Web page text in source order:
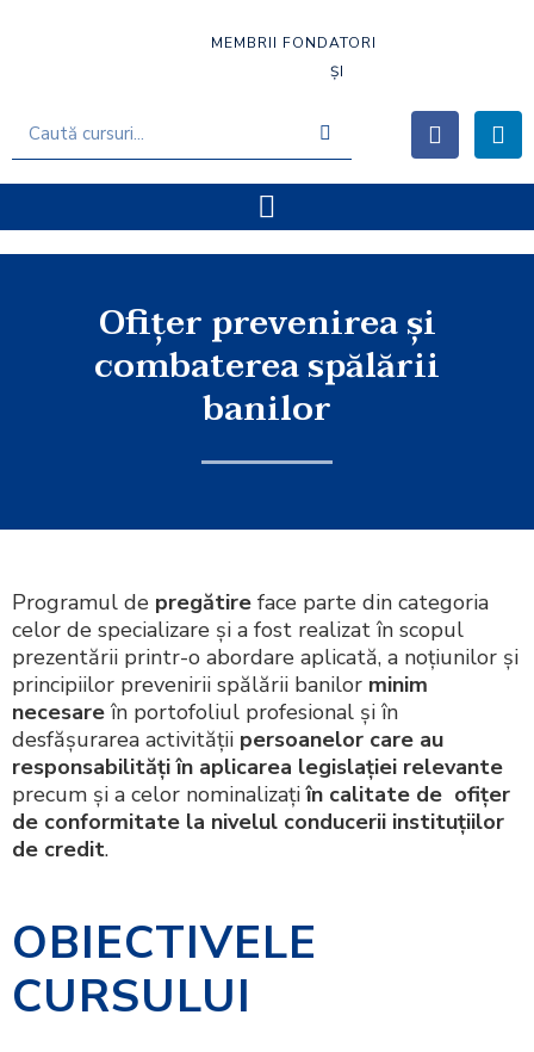
MEMBRII FONDATORI
ȘI
Ofiţer prevenirea şi
combaterea spălării
banilor
Programul de pregătire face parte din categoria
celor de specializare şi a fost realizat în scopul
prezentării printr-o abordare aplicată, a noțiunilor și
principiilor prevenirii spălării banilor minim
necesare în portofoliul profesional şi în
desfășurarea activității persoanelor care au
responsabilități în aplicarea legislaţiei relevante
precum şi a celor nominalizaţiîn calitate de ofițer
de conformitate la nivelul conducerii instituţiilor
de credit.
OBIECTIVELE
CURSULUI